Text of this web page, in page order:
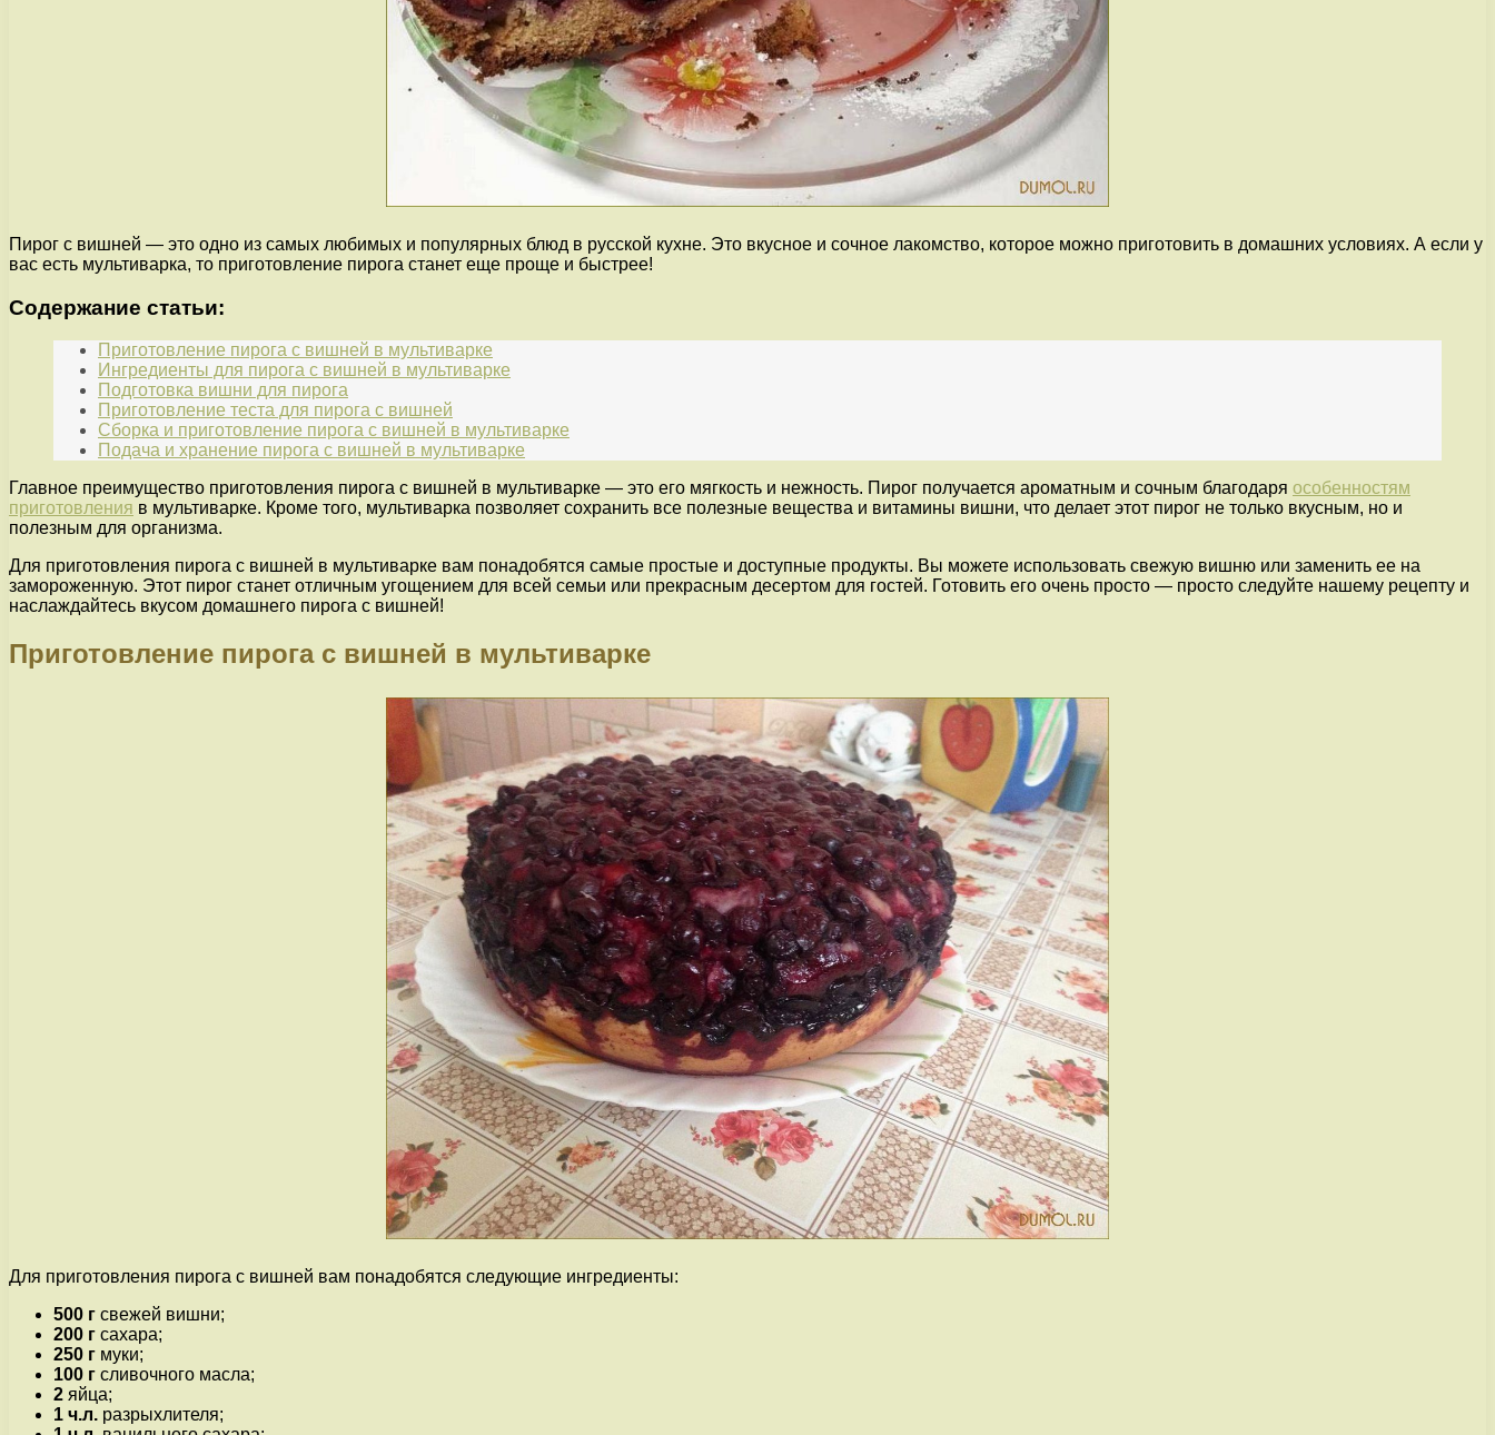
Пирог с вишней — это одно из самых любимых и популярных блюд в русской кухне. Это вкусное и сочное лакомство, которое можно приготовить в домашних условиях. А если у
вас есть мультиварка, то приготовление пирога станет еще проще и быстрее!
Содержание статьи:
Приготовление пирога с вишней в мультиварке
Ингредиенты для пирога с вишней в мультиварке
Подготовка вишни для пирога
Приготовление теста для пирога с вишней
Сборка и приготовление пирога с вишней в мультиварке
Подача и хранение пирога с вишней в мультиварке
Главное преимущество приготовления пирога с вишней в мультиварке — это его мягкость и нежность. Пирог получается ароматным и сочным благодаря особенностям
приготовления в мультиварке. Кроме того, мультиварка позволяет сохранить все полезные вещества и витамины вишни, что делает этот пирог не только вкусным, но и
полезным для организма.
Для приготовления пирога с вишней в мультиварке вам понадобятся самые простые и доступные продукты. Вы можете использовать свежую вишню или заменить ее на
замороженную. Этот пирог станет отличным угощением для всей семьи или прекрасным десертом для гостей. Готовить его очень просто — просто следуйте нашему рецепту и
наслаждайтесь вкусом домашнего пирога с вишней!
Приготовление пирога с вишней в мультиварке
Для приготовления пирога с вишней вам понадобятся следующие ингредиенты:
500 г свежей вишни;
200 г сахара;
250 г муки;
100 г сливочного масла;
2 яйца;
1 ч.л. разрыхлителя;